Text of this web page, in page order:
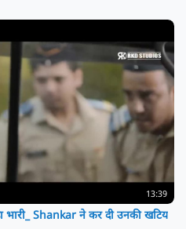
13:39
भारी_ Shankar ने कर दी उनकी खटिय